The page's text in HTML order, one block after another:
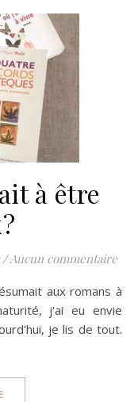
à être
/Aucun commentaire
j'ai eu envie
je lis de tout.